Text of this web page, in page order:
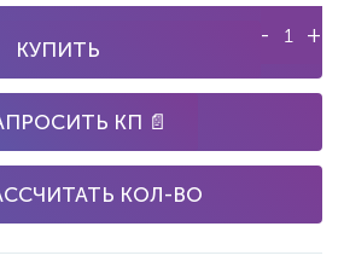
КУПИТЬ
- +
КП 📄
КОЛ-ВО